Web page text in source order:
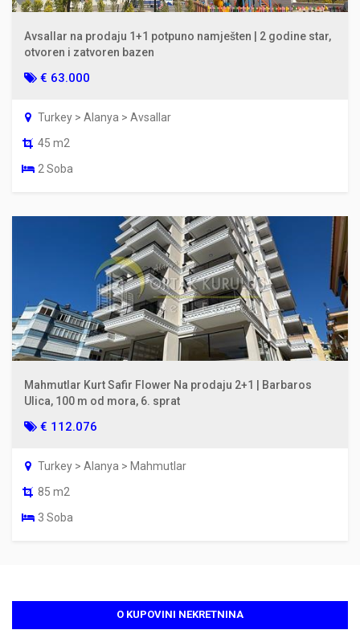
Avsallar na prodaju 1+1 potpuno namješten | 2 godine star,
otvoren i zatvoren bazen
€ 63.000
Turkey > Alanya > Avsallar
45 m2
2 Soba
Mahmutlar Kurt Safir Flower Na prodaju 2+1 | Barbaros
Ulica, 100 m od mora, 6. sprat
€ 112.076
Turkey > Alanya > Mahmutlar
85 m2
3 Soba
O KUPOVINI NEKRETNINA